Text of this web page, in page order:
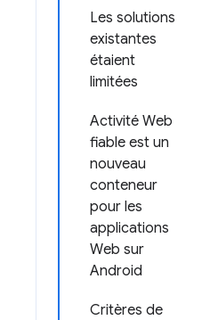
Les solutions
existantes
étaient
limitées
Activité Web
fiable est un
nouveau
conteneur
pour les
applications
Web sur
Android
Critères de